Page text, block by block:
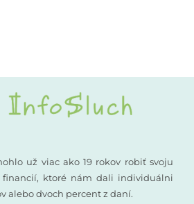
už viac ako 19 rokov robiť svoju
financií, ktoré nám dali individuálni
alebo dvoch percent z daní.